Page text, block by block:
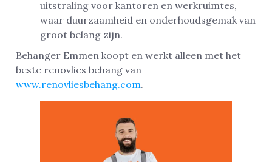
uitstraling voor kantoren en werkruimtes,
waar duurzaamheid en onderhoudsgemak van
groot belang zijn.
Behanger Emmen koopt en werkt alleen met het
beste renovlies behang van
www.renovliesbehang.com.